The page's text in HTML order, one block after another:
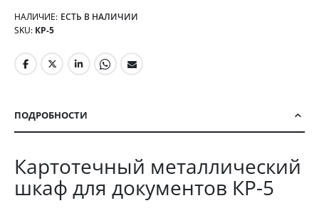
НАЛИЧИЕ: ЕСТЬ В НАЛИЧИИ
SKU КР-5
ПОДРОБНОСТИ
Картотечный металлический
шкаф для документов КР-5